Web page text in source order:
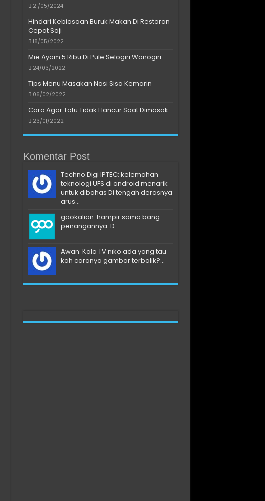
21/05/2024
Hindari Kebiasaan Buruk Makan Di Restoran
Cepat Saji
18/05/2022
Mie Ayam 5 Ribu Di Pule Selogiri Wonogiri
24/03/2022
Tips Menu Masakan Nasi Sisa Kemarin
06/02/2022
Cara Agar Tofu Tidak Hancur Saat Dimasak
23/01/2022
Komentar Post
Techno Digi IPTEC: kelemahan
teknologi UFS di android menarik
untuk dibahas Di tengah derasnya
arus...
gookalian: hampir sama bang
penangannya :D...
Awan: Kalo TV niko ada yang tau
kah caranya gambar terbalik?...